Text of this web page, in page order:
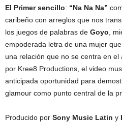
El Primer sencillo: “Na Na Na”
caribeño con arreglos que nos
los juegos de palabras de Goyo ,
empoderada letra de una mujer
una relación que no se centra en
por Kree8 Productions, el video
anticipada oportunidad para
glamour como punto central de la
Producido por Sony Music Latin y